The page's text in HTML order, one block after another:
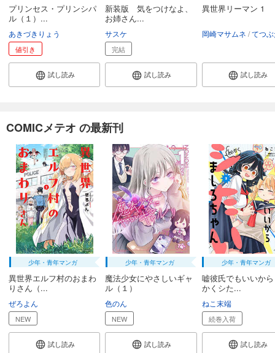
試し読み
あらすじを表示する
怪人開発部の黒井津さん（単話版）第55話
完結
カート
怪人開発部の黒井津さん（単話版）第56話
165円 (税込)
完結
カート
試し読み
あらすじを表示する
怪人開発部の黒井津さん（単話版）第57話
110 円 (税込)
完結
カート
試し読み
あらすじを表示する
プリンセス・プリンシパ
ル（１）...
あきづきりょう
値引き
試し読み
新装版 気をつけなよ、
お姉さん...
サスケ
完結
試し読み
異世界リーマン 1
岡崎マサムネ てつ
試し読み
COMICメテオ の最新刊
少年・青年マンガ
異世界エルフ村のおまわ
りさん（...
ぜろよん
NEW
試し読み
少年・青年マンガ
魔法少女にやさしいギャ
ル（１）
色のん
NEW
試し読み
少年・青年マンガ
嘘彼氏でもいいか
かくシた...
ねこ末端
続巻入荷
試し読み